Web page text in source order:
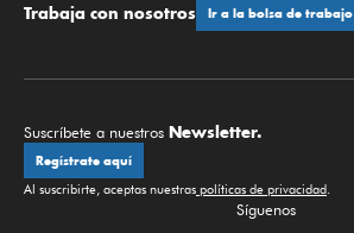
Trabaja con nosotros Ir a la bolsa de trabajo
Suscríbete a nuestros Newsletter.
Regístrate aquí
Al suscribirte, aceptas nuestras políticas de privacidad
Síguenos